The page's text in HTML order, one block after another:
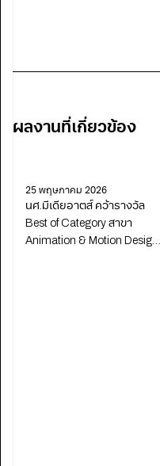
ผลงานที่เกี่ยวข้อง
25 พฤษภาคม 2026
นศ.มีเดียอาตส์ คว้ารางวัล
Best of Category สาขา
Animation & Motion Design